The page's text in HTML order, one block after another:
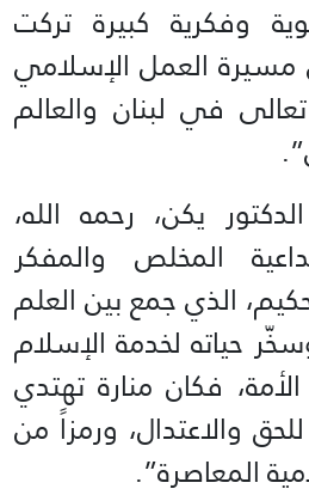
وفكرية كبيرة تركت
العمل الإسلامي
في لبنان والعالم
يكن، رحمه الله،
المخلص والمفكر
الذي جمع بين العلم
حياته لخدمة الإسلام
فكان منارة تهتدي
والاعتدال، ورمزاً من
المعاصرة”.